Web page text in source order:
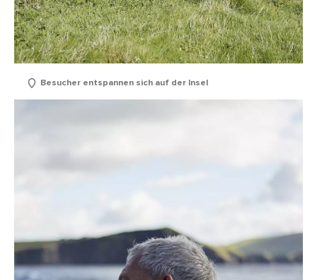
Besucher entspannen sich auf der Insel